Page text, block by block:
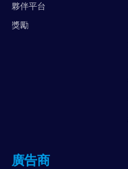
夥伴平台
獎勵
廣告商